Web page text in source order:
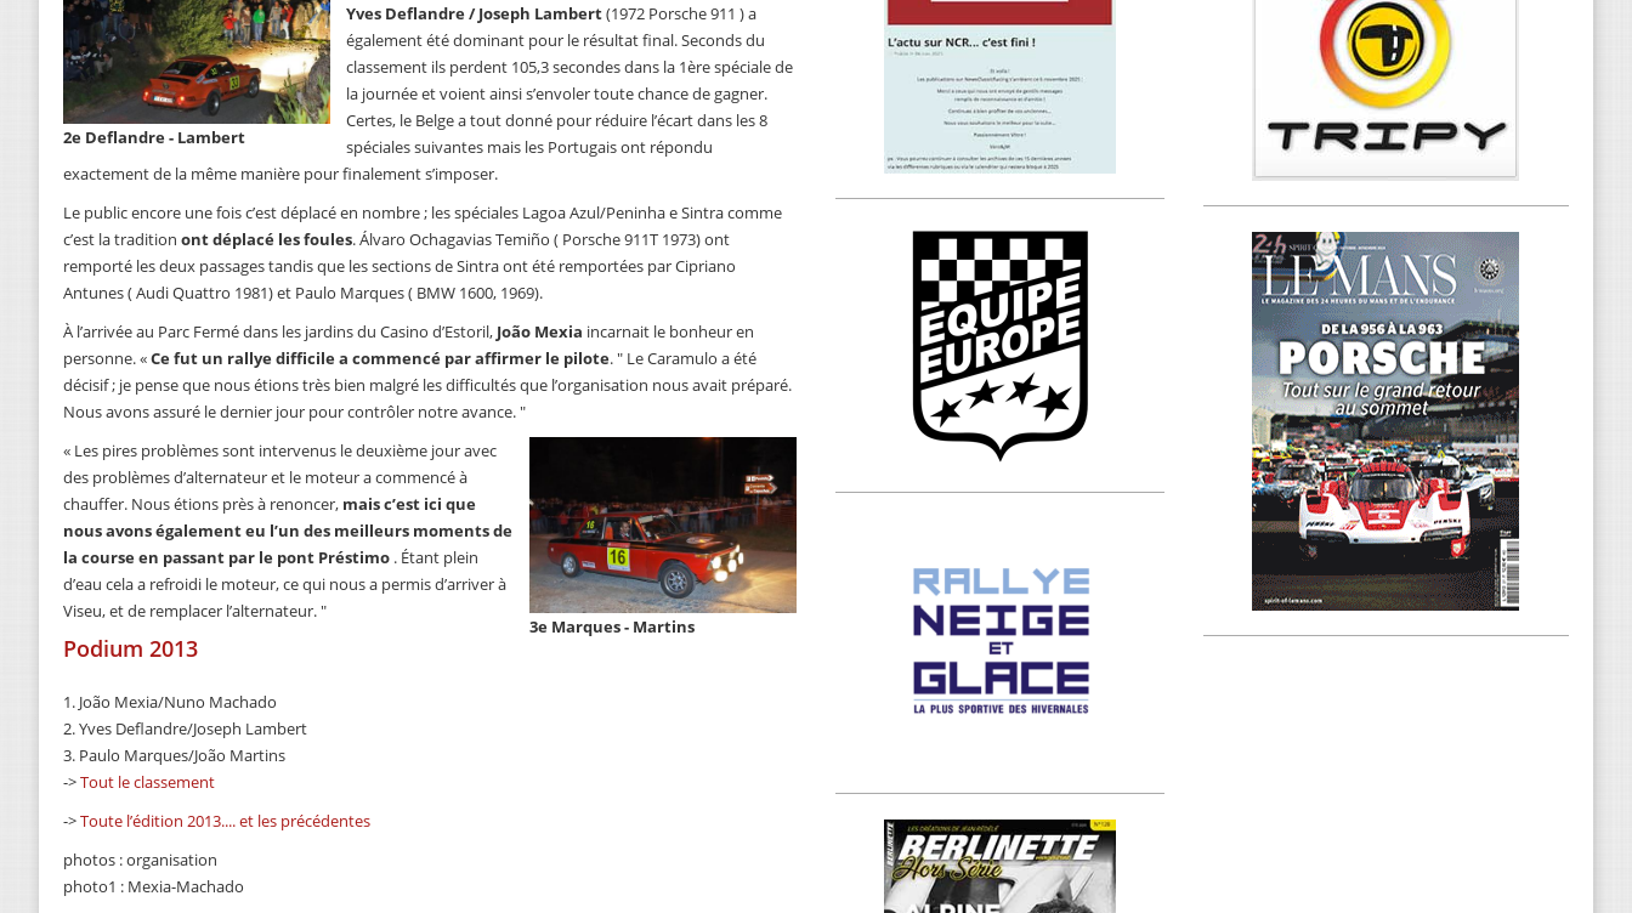
2e Deflandre - Lambert
Yves Deflandre / Joseph Lambert(1972 Porsche 911 ) a
également été dominant pour le résultat final. Seconds du
classement ils perdent 105,3 secondes dans la 1ère spéciale de
la journée et voient ainsi s’envoler toute chance de gagner.
Certes, le Belge a tout donné pour réduire l’écart dans les 8
spéciales suivantes mais les Portugais ont répondu
exactement de la même manière pour finalement s’imposer.
Le public encore une fois c’est déplacé en nombre ; les spéciales Lagoa Azul/Peninha e Sintra comme
c’est la tradition ont déplacé les foules. Álvaro Ochagavias Temiño ( Porsche 911T 1973) ont
remporté les deux passages tandis que les sections de Sintra ont été remportées par Cipriano
Antunes ( Audi Quattro 1981) et Paulo Marques ( BMW 1600, 1969).
À l’arrivée au Parc Fermé dans les jardins du Casino d’Estoril, João Mexia incarnait le bonheur en
personne. «Ce fut un rallye difficile a commencé par affirmer le pilote. " Le Caramulo a été
décisif ; je pense que nous étions très bien malgré les difficultés que l’organisation nous avait préparé.
Nous avons assuré le dernier jour pour contrôler notre avance. "
3e Marques - Martins
« Les pires problèmes sont intervenus le deuxième jour avec
des problèmes d’alternateur et le moteur a commencé à
chauffer. Nous étions près à renoncer, mais c’est ici que
nous avons également eu l’un des meilleurs moments de
la course en passant par le pont Préstimo . Étant plein
d’eau cela a refroidi le moteur, ce qui nous a permis d’arriver à
Viseu, et de remplacer l’alternateur. "
Podium 2013
1. João Mexia/Nuno Machado
2. Yves Deflandre/Joseph Lambert
3. Paulo Marques/João Martins
->Tout le classement
->Toute l’édition 2013.... et les précédentes
photos : organisation
photo1 : Mexia-Machado